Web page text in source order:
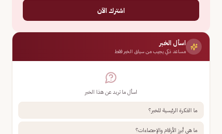
اشترك الآن
اسأل الخبر
مساعد ذكي يجيب من سياق الخبر فقط
اسأل ما تريد عن هذا الخبر
ما الفكرة الرئيسية للخبر؟
ما هي أبرز الأرقام والإحصاءات؟